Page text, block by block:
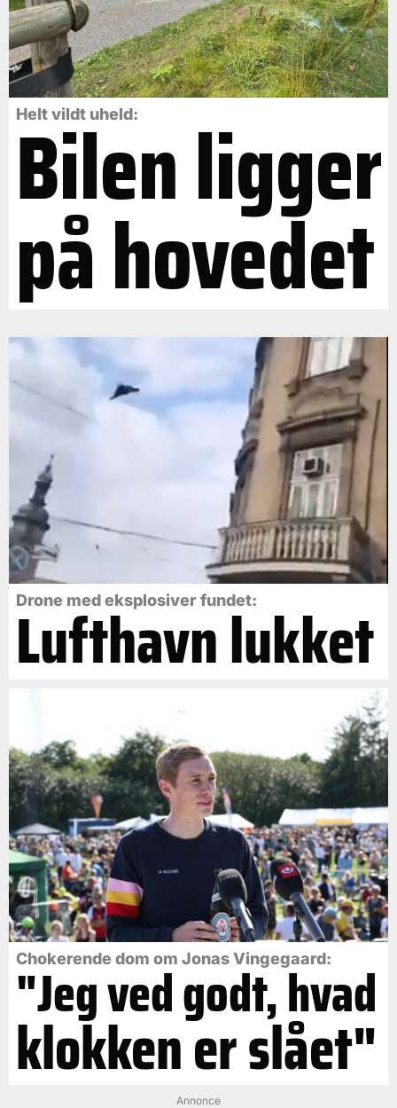
Helt vildt uheld:
Bilen ligger
på hovedet
Drone med eksplosiver fundet:
Lufthavn lukket
Chokerende dom om Jonas Vingegaard:
"Jeg ved godt, hvad
klokken er slået"
Annonce